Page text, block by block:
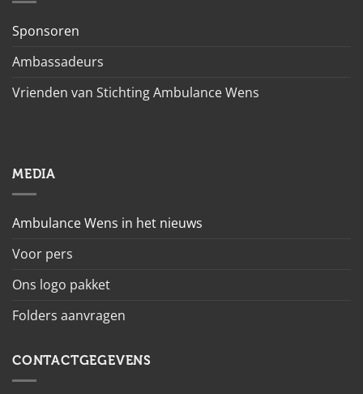
Sponsoren
Ambassadeurs
Vrienden van Stichting Ambulance Wens
MEDIA
Ambulance Wens in het nieuws
Voor pers
Ons logo pakket
Folders aanvragen
CONTACTGEGEVENS